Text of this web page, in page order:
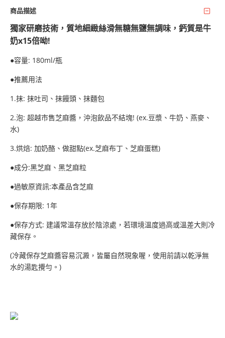
商品描述
獨家研磨技術，質地細緻絲滑無糖無鹽無調味，鈣質是牛
奶x15倍呦!
●容量: 180ml/瓶
●推薦用法
1.抹: 抹吐司、抹饅頭、抹麵包
2.泡: 超越市售芝麻醬，沖泡飲品不結塊! (ex.豆漿、牛奶、燕麥、
水)
3.烘焙: 加奶酪、做甜點(ex.芝麻布丁、芝麻蛋糕)
●成分:黑芝麻、黑芝麻粒
●過敏原資訊:本產品含芝麻
●保存期限: 1年
●保存方式: 建議常溫存放於陰涼處，若環境溫度過高或溫差大則冷
藏保存。
(冷藏保存芝麻醬容易沉澱，皆屬自然現象喔，使用前請以乾淨無
水的湯匙攪勻。)